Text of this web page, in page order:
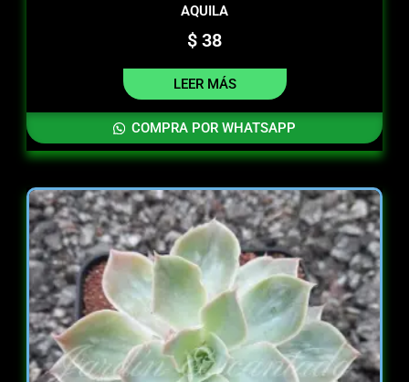
AQUILA
$ 38
LEER MÁS
COMPRA POR WHATSAPP